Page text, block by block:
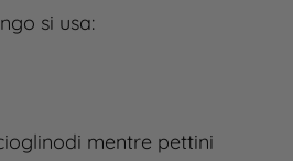
si usa:
mentre pettini